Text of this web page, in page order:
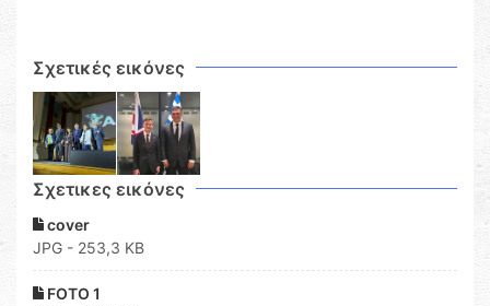
Σχετικές εικόνες
Σχετικες εικόνες
cover
JPG - 253,3 KB
FOTO 1